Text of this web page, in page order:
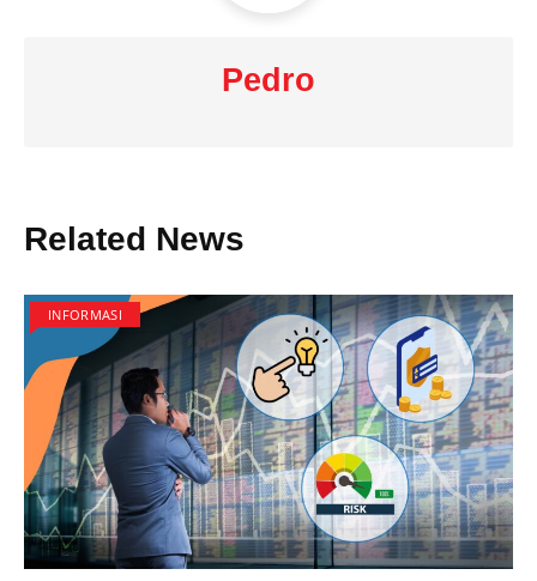
Pedro
Related News
INFORMASI